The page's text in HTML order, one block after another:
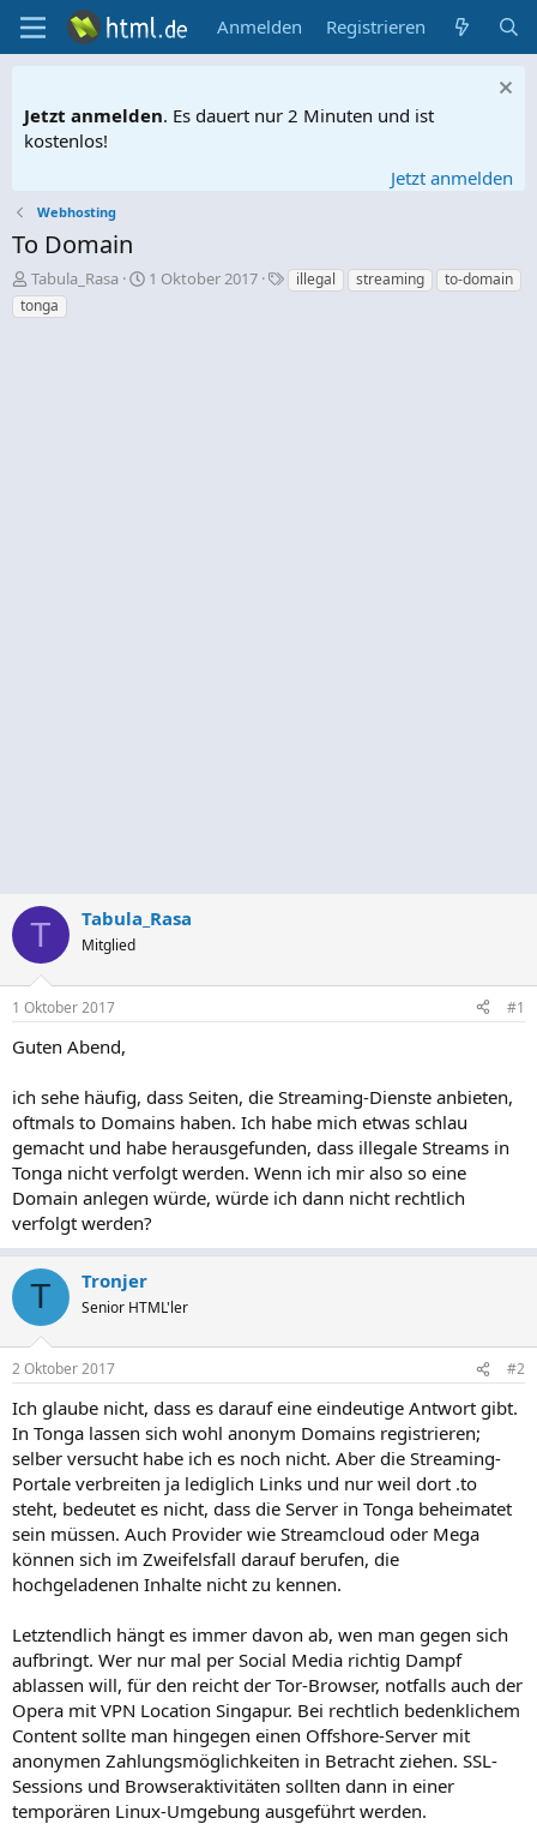
Anmelden Registrieren
Jetzt anmelden. Es dauert nur 2 Minuten und ist
kostenlos!
Jetzt anmelden
Webhosting
To Domain
E
r
s
Tabula_Rasa
E1 Oktober 2017
S
c
illegal streaming
to-domain
tonga
T Tabula_Rasa
Mitglied
1 Oktober 2017 #1
Guten Abend,
ich sehe häufig, dass Seiten, die Streaming-Dienste anbieten,
oftmals to Domains haben. Ich habe mich etwas schlau
gemacht und habe herausgefunden, dass illegale Streams in
Tonga nicht verfolgt werden. Wenn ich mir also so eine
Domain anlegen würde, würde ich dann nicht rechtlich
verfolgt werden?
T Tronjer
Senior HTML'ler
2 Oktober 2017 #2
Ich glaube nicht, dass es darauf eine eindeutige Antwort gibt.
In Tonga lassen sich wohl anonym Domains registrieren;
selber versucht habe ich es noch nicht. Aber die Streaming-
Portale verbreiten ja lediglich Links und nur weil dort .to
steht, bedeutet es nicht, dass die Server in Tonga beheimatet
sein müssen. Auch Provider wie Streamcloud oder Mega
können sich im Zweifelsfall darauf berufen, die
hochgeladenen Inhalte nicht zu kennen.
Letztendlich hängt es immer davon ab, wen man gegen sich
aufbringt. Wer nur mal per Social Media richtig Dampf
ablassen will, für den reicht der Tor-Browser, notfalls auch der
Opera mit VPN Location Singapur. Bei rechtlich bedenklichem
Content sollte man hingegen einen Offshore-Server mit
anonymen Zahlungsmöglichkeiten in Betracht ziehen. SSL-
Sessions und Browseraktivitäten sollten dann in einer
temporären Linux-Umgebung ausgeführt werden.